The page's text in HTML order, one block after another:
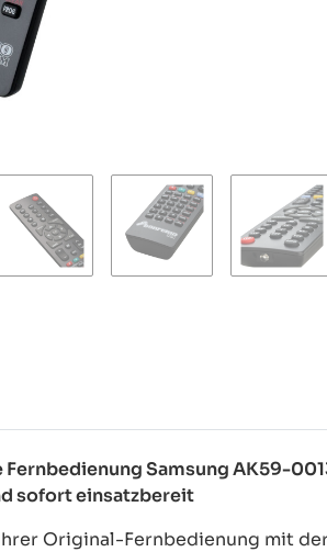
Samsung AK59-
sofort einsatzbereit
Original-Fernbedienung mit